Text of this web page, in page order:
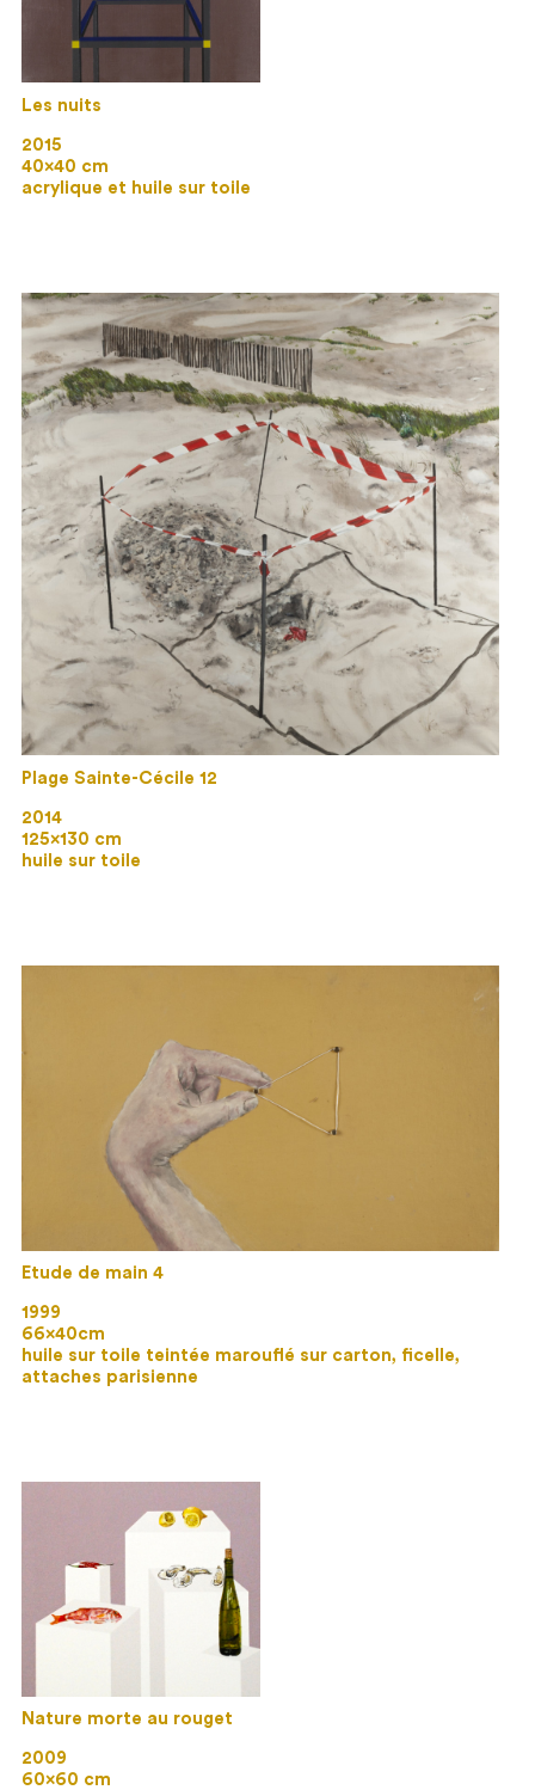
Les nuits
2015
40×40 cm
acrylique et huile sur toile
Plage Sainte-Cécile 12
2014
125×130 cm
huile sur toile
Etude de main 4
1999
66×40cm
huile sur toile teintée marouflé sur carton, ficelle,
attaches parisienne
Nature morte au rouget
2009
60×60 cm